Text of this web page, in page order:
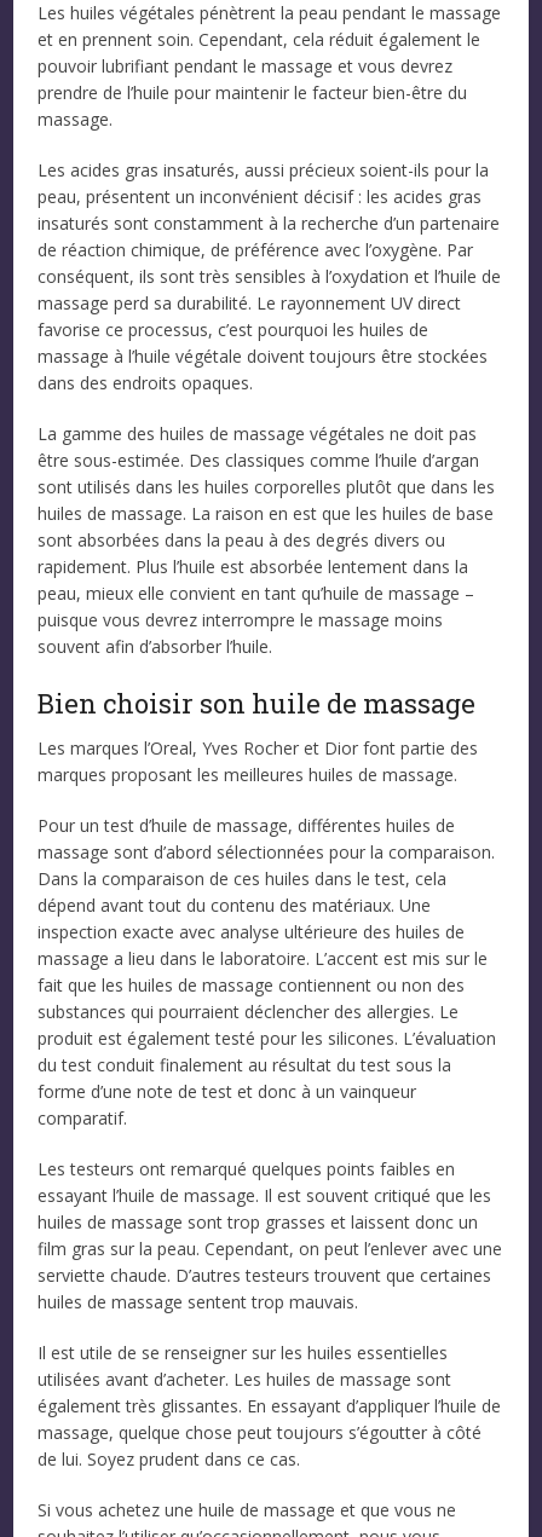
Les huiles végétales pénètrent la peau pendant le massage
et en prennent soin. Cependant, cela réduit également le
pouvoir lubrifiant pendant le massage et vous devrez
prendre de l’huile pour maintenir le facteur bien-être du
massage.
Les acides gras insaturés, aussi précieux soient-ils pour la
peau, présentent un inconvénient décisif : les acides gras
insaturés sont constamment à la recherche d’un partenaire
de réaction chimique, de préférence avec l’oxygène. Par
conséquent, ils sont très sensibles à l’oxydation et l’huile de
massage perd sa durabilité. Le rayonnement UV direct
favorise ce processus, c’est pourquoi les huiles de
massage à l’huile végétale doivent toujours être stockées
dans des endroits opaques.
La gamme des huiles de massage végétales ne doit pas
être sous-estimée. Des classiques comme l’huile d’argan
sont utilisés dans les huiles corporelles plutôt que dans les
huiles de massage. La raison en est que les huiles de base
sont absorbées dans la peau à des degrés divers ou
rapidement. Plus l’huile est absorbée lentement dans la
peau, mieux elle convient en tant qu’huile de massage –
puisque vous devrez interrompre le massage moins
souvent afin d’absorber l’huile.
Bien choisir son huile de massage
Les marques l’Oreal, Yves Rocher et Dior font partie des
marques proposant les meilleures huiles de massage.
Pour un test d’huile de massage, différentes huiles de
massage sont d’abord sélectionnées pour la comparaison.
Dans la comparaison de ces huiles dans le test, cela
dépend avant tout du contenu des matériaux. Une
inspection exacte avec analyse ultérieure des huiles de
massage a lieu dans le laboratoire. L’accent est mis sur le
fait que les huiles de massage contiennent ou non des
substances qui pourraient déclencher des allergies. Le
produit est également testé pour les silicones. L’évaluation
du test conduit finalement au résultat du test sous la
forme d’une note de test et donc à un vainqueur
comparatif.
Les testeurs ont remarqué quelques points faibles en
essayant l’huile de massage. Il est souvent critiqué que les
huiles de massage sont trop grasses et laissent donc un
film gras sur la peau. Cependant, on peut l’enlever avec une
serviette chaude. D’autres testeurs trouvent que certaines
huiles de massage sentent trop mauvais.
Il est utile de se renseigner sur les huiles essentielles
utilisées avant d’acheter. Les huiles de massage sont
également très glissantes. En essayant d’appliquer l’huile de
massage, quelque chose peut toujours s’égoutter à côté
de lui. Soyez prudent dans ce cas.
Si vous achetez une huile de massage et que vous ne